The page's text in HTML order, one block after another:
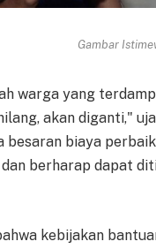
Gambar
warga yang
akan diganti,"
besaran biaya
berharap dapat
kebijakan